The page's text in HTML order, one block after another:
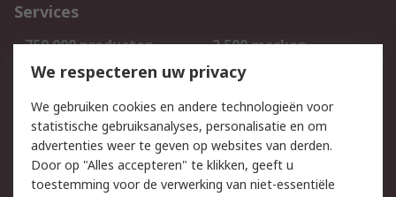
Services
750.000 producten
2.500 merken
Bestellen
Inkoopoplossingen
Track & Trace
Wettelijk
We respecteren uw privacy
We gebruiken cookies en andere technologieën voor
statistische gebruiksanalyses, personalisatie en om
advertenties weer te geven op websites van derden.
Door op "Alles accepteren" te klikken, geeft u
toestemming voor de verwerking van niet-essentiële